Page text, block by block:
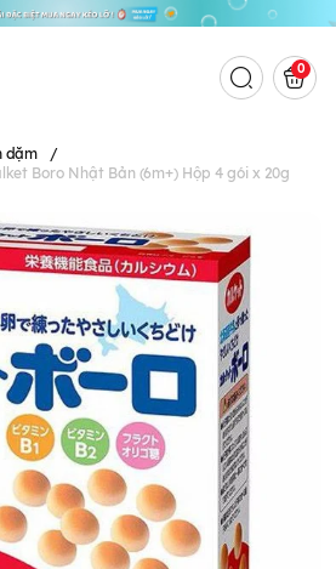
0
dặm
/
Boro Nhật Bản (6m+) Hộp 4 gói x 20g